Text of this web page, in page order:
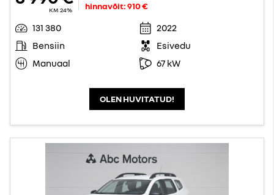
KM 24% hinnavõit:910 €
131 380
2022
Bensiin
Esivedu
Manuaal
67 kW
OLEN HUVITATUD!